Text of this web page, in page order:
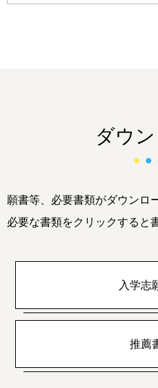
ダウ
願書等、必要書類がダウンロ
必要な書類をクリックすると
入学志
推薦